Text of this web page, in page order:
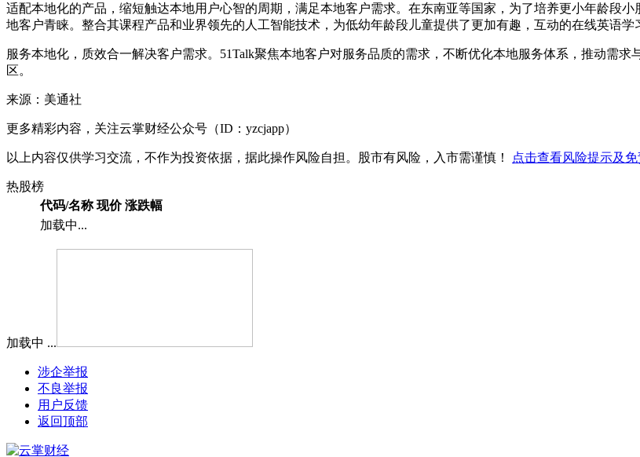
适配本地化的产品，缩短触达本地用户心智的周期，满足本地客户需求。在东南亚等国家，为了培养更小年龄段
地客户青睐。整合其课程产品和业界领先的人工智能技术，为低幼年龄段儿童提供了更加有趣，互动的在线英语学
服务本地化，质效合一解决客户需求。51Talk聚焦本地客户对服务品质的需求，不断优化本地服务体系，推动需
区。
来源：美通社
更多精彩内容，关注云掌财经公众号（ID：yzcjapp）
以上内容仅供学习交流，不作为投资依据，据此操作风险自担。股市有风险，入市需谨慎！ 点击查看风险提示及免
热股榜
代码/名称 现价 涨跌幅
加载中...
加载中 ...
涉企举报
不良举报
用户反馈
返回顶部